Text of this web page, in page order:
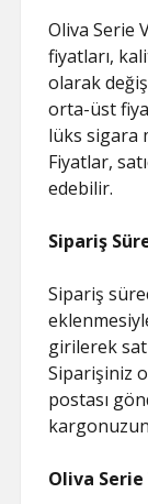
Oliva Serie
fiyatları,
olarak
orta-üst
lüks sigara
Fiyatlar,
edebilir.
Sipariş
Sipariş
girilerek
Siparişiniz
postası
Oliva